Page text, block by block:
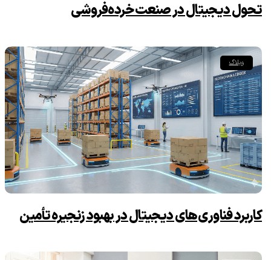
تحول دیجیتال در صنعت خرده‌فروشی
وبلاگ
کاربرد فناوری‌های دیجیتال در بهبود زنجیره تأمین